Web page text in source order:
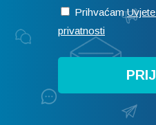
Prihvaćam
privatnosti